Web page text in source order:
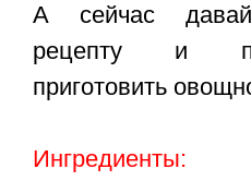
А сейчас
рецепту и
приготовить
Ингредиенты: